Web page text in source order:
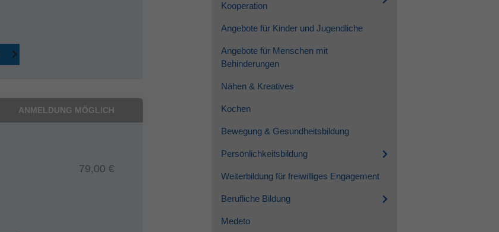
ANMELDUNG MÖGLICH
79,00 €
Kooperation
Angebote für Kinder und Jugendliche
Angebote für Menschen mit
Behinderungen
Nähen & Kreatives
Kochen
Bewegung & Gesundheitsbildung
Persönlichkeitsbildung
Weiterbildung für freiwilliges Engagement
Berufliche Bildung
Medeto